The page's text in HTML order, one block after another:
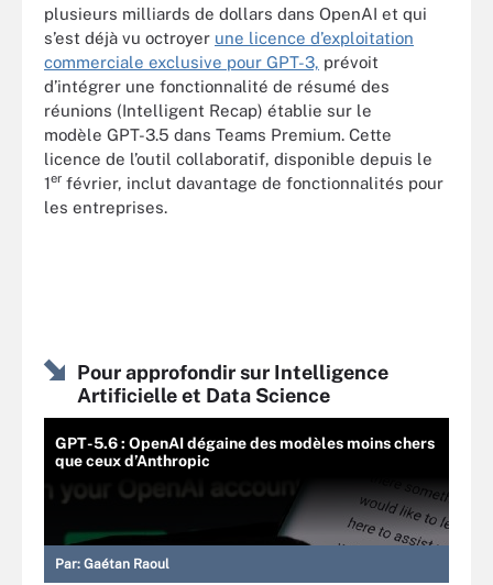
plusieurs milliards de dollars dans OpenAI et qui
s’est déjà vu octroyer une licence d’exploitation
commerciale exclusive pour GPT-3, prévoit
d’intégrer une fonctionnalité de résumé des
réunions (Intelligent Recap) établie sur le
modèle GPT-3.5 dans Teams Premium. Cette
licence de l’outil collaboratif, disponible depuis le
1er février, inclut davantage de fonctionnalités pour
les entreprises.
Pour approfondir sur Intelligence
Artificielle et Data Science
GPT-5.6 : OpenAI dégaine des modèles moins chers
que ceux d’Anthropic
Par: Gaétan Raoul